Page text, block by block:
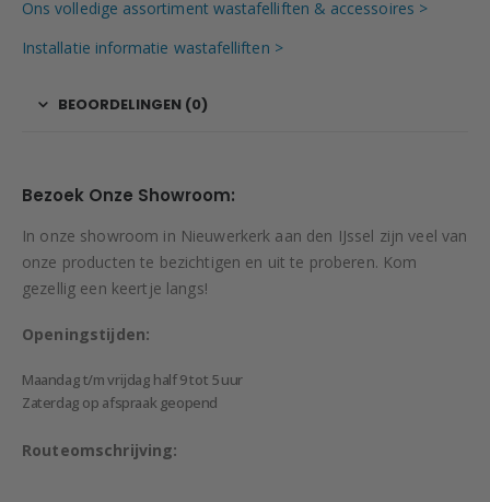
Ons volledige assortiment wastafelliften & accessoires >
Installatie informatie wastafelliften >
BEOORDELINGEN (0)
Bezoek Onze Showroom:
In onze showroom in Nieuwerkerk aan den IJssel zijn veel van
onze producten te bezichtigen en uit te proberen. Kom
gezellig een keertje langs!
Openingstijden:
Maandag t/m vrijdag half 9 tot 5 uur
Zaterdag op afspraak geopend
Routeomschrijving: